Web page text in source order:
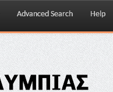
Advanced Search Help